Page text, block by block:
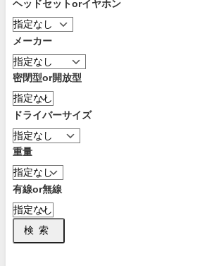
ヘッドセットorイヤホン
メーカー
密閉型or開放型
ドライバーサイズ
重量
有線or無線
検索